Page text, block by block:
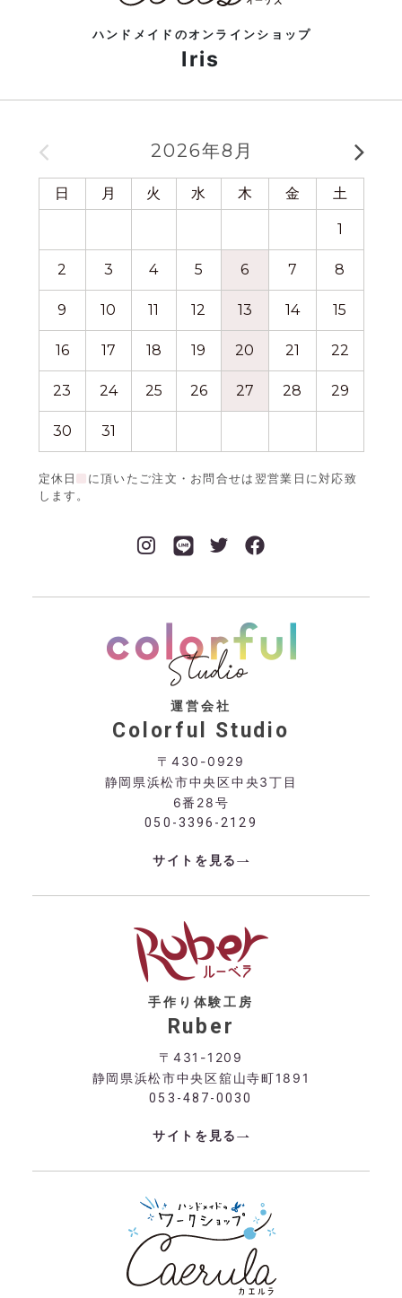
ハンドメイドのオンラインショップ
Iris
2026年8月
日 月 火 水 木 金 土
1
2 3 4 5 6 7 8
9 10 11 12 13 14 15
16 17 18 19 20 21 22
23 24 25 26 27 28 29
30 31
定休日
に頂いたご注文・お問合せは翌営業日に対応致
します。
運営会社
Colorful Studio
〒430-0929
静岡県浜松市中央区中央3丁目
6番28号
050-3396-2129
サイトを見る
手作り体験工房
Ruber
〒431-1209
静岡県浜松市中央区舘山寺町1891
053-487-0030
サイトを見る